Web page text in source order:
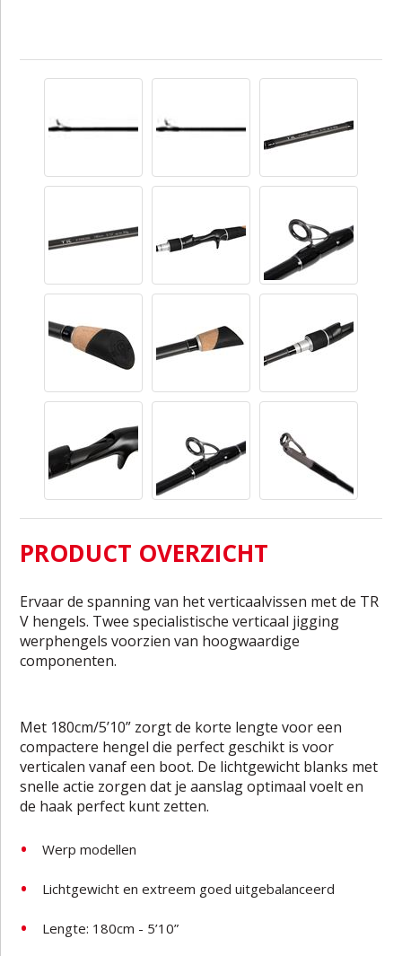
PRODUCT OVERZICHT
Ervaar de spanning van het verticaalvissen met de TR
V hengels. Twee specialistische verticaal jigging
werphengels voorzien van hoogwaardige
componenten.
Met 180cm/5’10” zorgt de korte lengte voor een
compactere hengel die perfect geschikt is voor
verticalen vanaf een boot. De lichtgewicht blanks met
snelle actie zorgen dat je aanslag optimaal voelt en
de haak perfect kunt zetten.
Werp modellen
Lichtgewicht en extreem goed uitgebalanceerd
Lengte: 180cm - 5’10”